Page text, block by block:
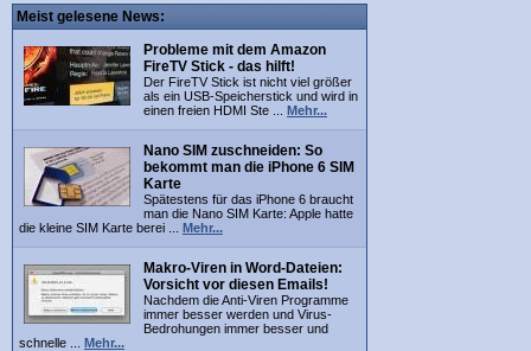
Meist gelesene News:
Probleme mit dem Amazon
FireTV Stick - das hilft!
Der FireTV Stick ist nicht viel größer
als ein USB-Speicherstick und wird in
einen freien HDMI Ste ... Mehr...
Nano SIM zuschneiden: So
bekommt man die iPhone 6 SIM
Karte
Spätestens für das iPhone 6 braucht
man die Nano SIM Karte: Apple hatte
die kleine SIM Karte berei ... Mehr...
Makro-Viren in Word-Dateien:
Vorsicht vor diesen Emails!
Nachdem die Anti-Viren Programme
immer besser werden und Virus-
Bedrohungen immer besser und
schnelle ... Mehr...